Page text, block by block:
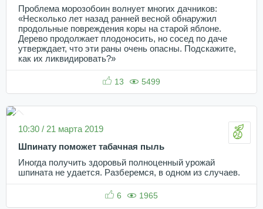
Проблема морозобоин волнует многих дачников:
«Несколько лет назад ранней весной обнаружил
продольные повреждения коры на старой яблоне.
Дерево продолжает плодоносить, но сосед по даче
утверждает, что эти раны очень опасны. Подскажите,
как их ликвидировать?»
13 5499
10:30 / 21 марта 2019
Шпинату поможет табачная пыль
Иногда получить здоровьй полноценный урожай
шпината не удается. Разберемся, в одном из случаев.
6 1965